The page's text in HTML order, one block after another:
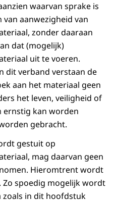
waarvan sprake is
aanwezigheid van
zonder daaraan
dat (mogelijk)
uit te voeren.
dit verband verstaan de
aan het materiaal geen
het leven, veiligheid of
ernstig kan worden
gebracht.
gestuit op
mag daarvan geen
Hieromtrent wordt
Zo spoedig mogelijk wordt
zoals in dit hoofdstuk